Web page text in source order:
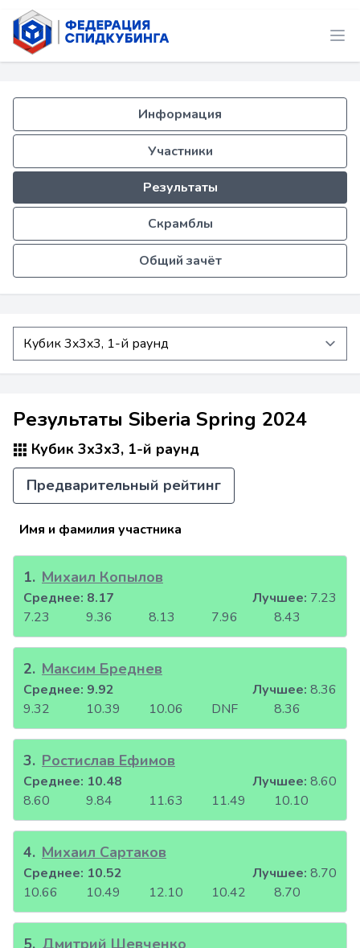
Информация
Участники
Результаты
Скрамблы
Общий зачёт
Результаты Siberia Spring 2024
Кубик 3x3x3, 1-й раунд
Предварительный рейтинг
Имя и фамилия участника
1. Михаил Копылов
7.23 9.36 8.13 7.96 8.43
Среднее: 8.17 Лучшее: 7.23
2. Максим Бреднев
9.32 10.39 10.06 DNF 8.36
Среднее: 9.92 Лучшее: 8.36
3. Ростислав Ефимов
8.60 9.84 11.63 11.49 10.10
Среднее: 10.48 Лучшее: 8.60
4. Михаил Сартаков
10.66 10.49 12.10 10.42 8.70
Среднее: 10.52 Лучшее: 8.70
5. Дмитрий Шевченко